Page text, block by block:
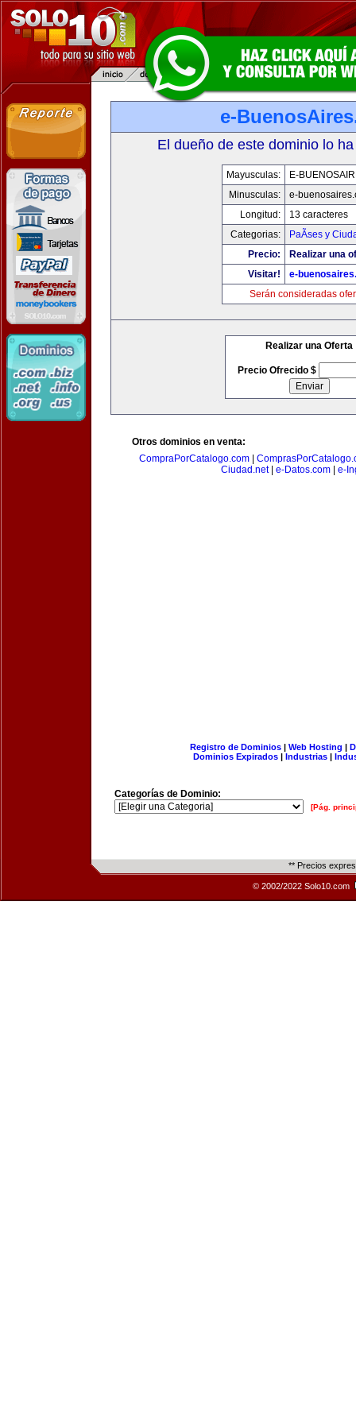
e-
El dueño de este dominio lo
Mayusculas:
E-
Minusculas:
e-
Longitud:
13 caracteres
Categorias:
PaÃ­ses y
Precio:
Realizar una
Visitar!
e-
Serán consideradas
Realizar una Oferta
Precio Ofrecido $
Otros dominios en venta:
CompraPorCatalogo.com|
Ciudad.net| e-Datos.com| e-
Registro de Dominios| Web Hosting |
Dominios Expirados | Industrias |
Categorías de Dominio:
[Pág.
** Precios
© 2002/2022 Solo10.com